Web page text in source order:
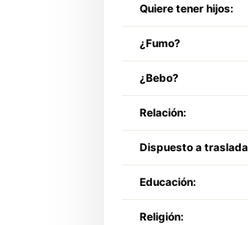
Quiere tener hijos:
¿Fumo?
¿Bebo?
Relación:
Dispuesto a
Educación:
Religión: